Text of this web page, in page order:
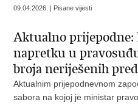
09.04.2026. | Pisane vijesti
Aktualno
napretku u
broja neriješenih
Aktualnim prijepodnevnom
sabora na kojoj je ministar